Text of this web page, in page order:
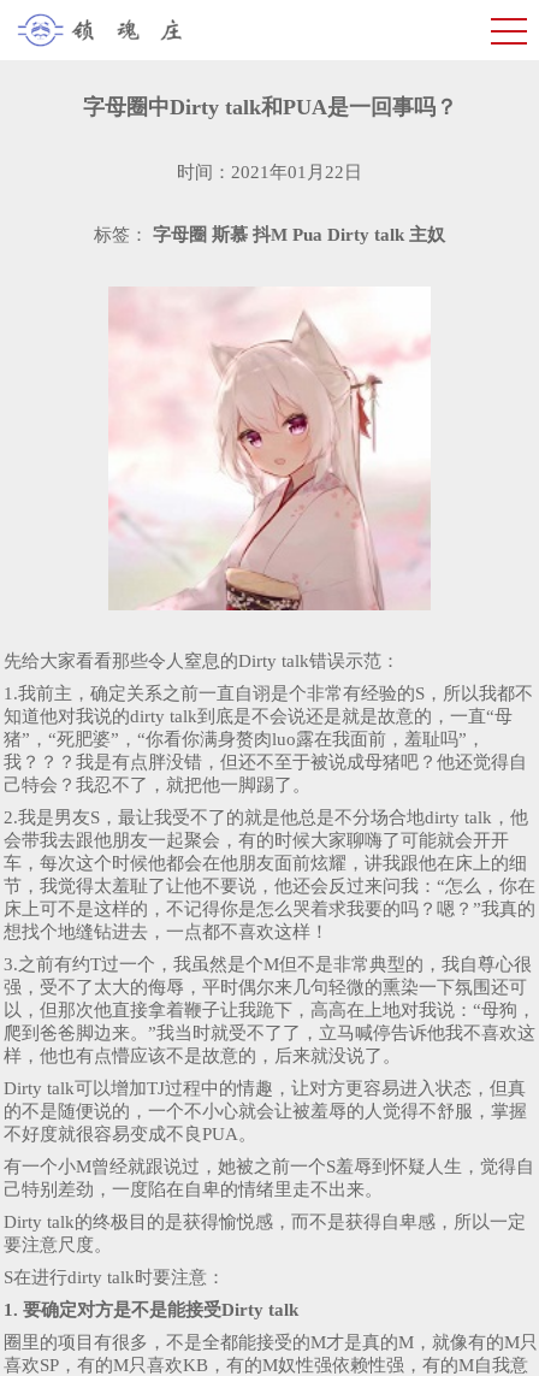
字母圈中Dirty talk和PUA是一回事吗？
时间：2021年01月22日
标签： 字母圈 斯慕 抖M Pua Dirty talk 主奴
先给大家看看那些令人窒息的Dirty talk错误示范：
1.我前主，确定关系之前一直自诩是个非常有经验的S，所以我都不
知道他对我说的dirty talk到底是不会说还是就是故意的，一直“母
猪”，“死肥婆”，“你看你满身赘肉luo露在我面前，羞耻吗”，
我？？？我是有点胖没错，但还不至于被说成母猪吧？他还觉得自
己特会？我忍不了，就把他一脚踢了。
2.我是男友S，最让我受不了的就是他总是不分场合地dirty talk，他
会带我去跟他朋友一起聚会，有的时候大家聊嗨了可能就会开开
车，每次这个时候他都会在他朋友面前炫耀，讲我跟他在床上的细
节，我觉得太羞耻了让他不要说，他还会反过来问我：“怎么，你在
床上可不是这样的，不记得你是怎么哭着求我要的吗？嗯？”我真的
想找个地缝钻进去，一点都不喜欢这样！
3.之前有约T过一个，我虽然是个M但不是非常典型的，我自尊心很
强，受不了太大的侮辱，平时偶尔来几句轻微的熏染一下氛围还可
以，但那次他直接拿着鞭子让我跪下，高高在上地对我说：“母狗，
爬到爸爸脚边来。”我当时就受不了了，立马喊停告诉他我不喜欢这
样，他也有点懵应该不是故意的，后来就没说了。
Dirty talk可以增加TJ过程中的情趣，让对方更容易进入状态，但真
的不是随便说的，一个不小心就会让被羞辱的人觉得不舒服，掌握
不好度就很容易变成不良PUA。
有一个小M曾经就跟说过，她被之前一个S羞辱到怀疑人生，觉得自
己特别差劲，一度陷在自卑的情绪里走不出来。
Dirty talk的终极目的是获得愉悦感，而不是获得自卑感，所以一定
要注意尺度。
S在进行dirty talk时要注意：
1. 要确定对方是不是能接受Dirty talk
圈里的项目有很多，不是全都能接受的M才是真的M，就像有的M只
喜欢SP，有的M只喜欢KB，有的M奴性强依赖性强，有的M自我意